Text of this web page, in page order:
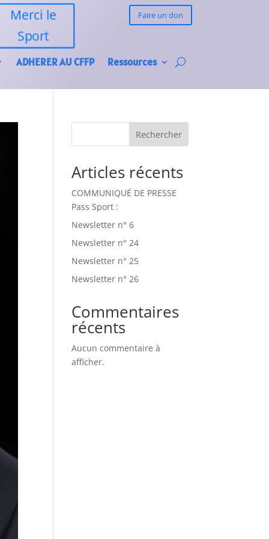
Merci le
Sport
Faire un don
ADHERER AU CFFP Ressources
Rechercher
Articles récents
COMMUNIQUÉ DE PRESSE
Pass Sport :
Newsletter n° 6
Newsletter n° 24
Newsletter n° 25
Newsletter n° 26
Commentaires
récents
Aucun commentaire à
afficher.